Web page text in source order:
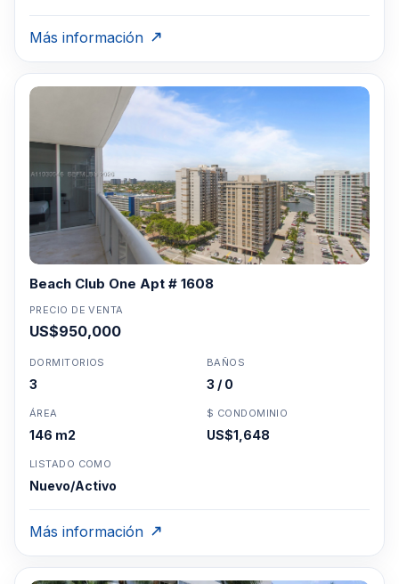
Más información
Beach Club One Apt # 1608
PRECIO DE VENTA
US$950,000
DORMITORIOS
3
BAÑOS
3 / 0
ÁREA
146 m2
$ CONDOMINIO
US$1,648
LISTADO COMO
Nuevo/Activo
Más información